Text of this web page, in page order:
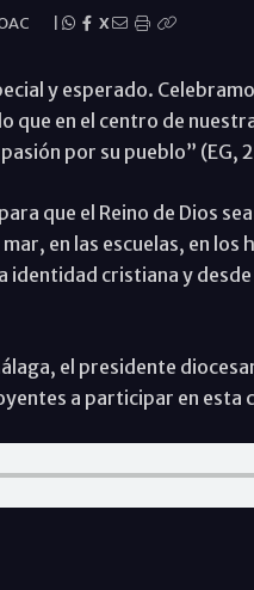
X
y esperado.
en el centro de
por su pueblo” (EG,
que el Reino de Dios
en las escuelas, en
identidad cristiana y
el presidente
a participar en esta